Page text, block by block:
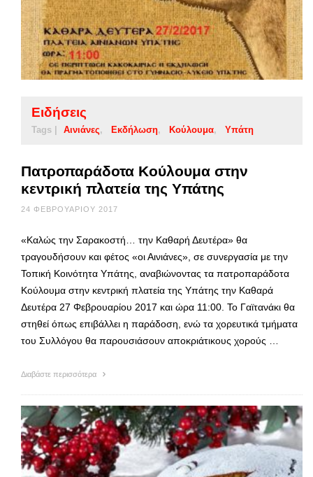
Ειδήσεις
Tags | Αινιάνες Εκδήλωση Κούλουμα Υπάτη
Πατροπαράδοτα Κούλουμα στην
κεντρική πλατεία της Υπάτης
24 ΦΕΒΡΟΥΑΡΊΟΥ 2017
«Καλώς την Σαρακοστή… την Καθαρή Δευτέρα» θα
τραγουδήσουν και φέτος «οι Αινιάνες», σε συνεργασία με την
Τοπική Κοινότητα Υπάτης, αναβιώνοντας τα πατροπαράδοτα
Κούλουμα στην κεντρική πλατεία της Υπάτης την Καθαρά
Δευτέρα 27 Φεβρουαρίου 2017 και ώρα 11:00. Το Γαϊτανάκι θα
στηθεί όπως επιβάλλει η παράδοση, ενώ τα χορευτικά τμήματα
του Συλλόγου θα παρουσιάσουν αποκριάτικους χορούς …
Διαβάστε περισσότερα